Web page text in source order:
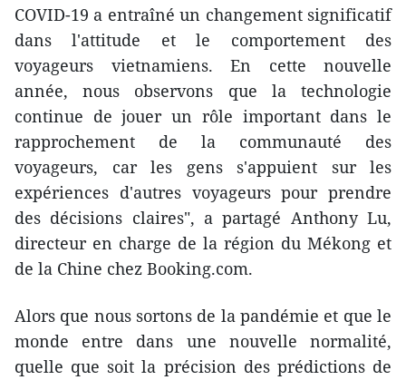
COVID-19 a entraîné un changement significatif
dans l'attitude et le comportement des
voyageurs vietnamiens. En cette nouvelle
année, nous observons que la technologie
continue de jouer un rôle important dans le
rapprochement de la communauté des
voyageurs, car les gens s'appuient sur les
expériences d'autres voyageurs pour prendre
des décisions claires", a partagé Anthony Lu,
directeur en charge de la région du Mékong et
de la Chine chez Booking.com.
Alors que nous sortons de la pandémie et que le
monde entre dans une nouvelle normalité,
quelle que soit la précision des prédictions de